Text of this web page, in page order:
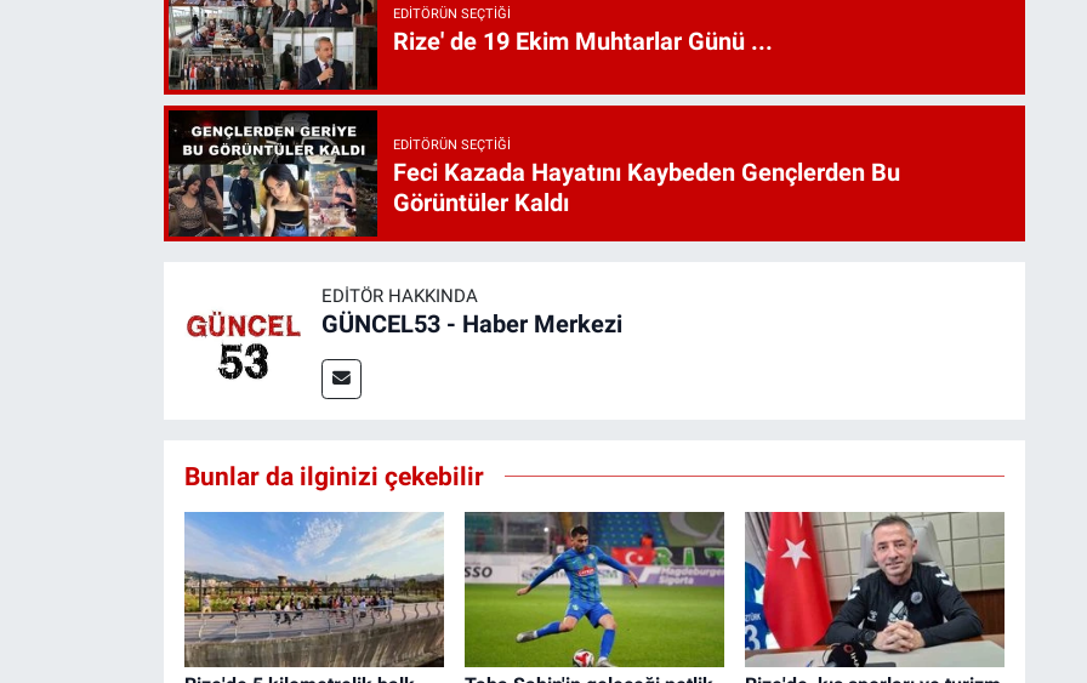
EDITÖRÜN SEÇTIĞI
Rize' de 19 Ekim Muhtarlar Günü ...
EDITÖRÜN SEÇTIĞI
Feci Kazada Hayatını Kaybeden Gençlerden Bu
Görüntüler Kaldı
EDITÖR HAKKINDA
GÜNCEL53 - Haber Merkezi
Bunlar da ilginizi çekebilir